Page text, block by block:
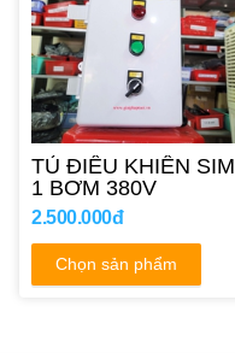
TỦ ĐIỀU KHIỂN SIM
1 BƠM 380V
2.500.000đ
Chọn sản phẩm